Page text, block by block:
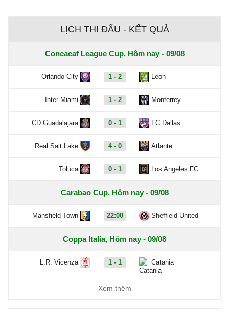
LỊCH THI ĐẤU - KẾT QUẢ
Concacaf League Cup, Hôm nay - 09/08
Orlando City 1 - 2 Leon
Inter Miami 1 - 2 Monterrey
CD Guadalajara 0 - 1 FC Dallas
Real Salt Lake 4 - 0 Atlante
Toluca 0 - 1 Los Angeles FC
Carabao Cup, Hôm nay - 09/08
Mansfield Town 22:00 Sheffield United
Coppa Italia, Hôm nay - 09/08
L.R. Vicenza 1 - 1 Catania
3 - 1
Xem thêm